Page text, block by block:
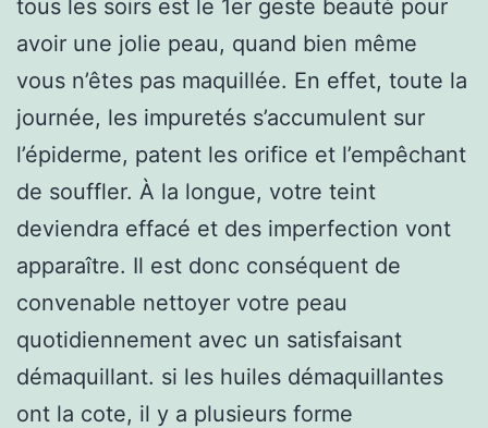
tous les soirs est le 1er geste beauté pour
avoir une jolie peau, quand bien même
vous n’êtes pas maquillée. En effet, toute la
journée, les impuretés s’accumulent sur
l’épiderme, patent les orifice et l’empêchant
de souffler. À la longue, votre teint
deviendra effacé et des imperfection vont
apparaître. Il est donc conséquent de
convenable nettoyer votre peau
quotidiennement avec un satisfaisant
démaquillant. si les huiles démaquillantes
ont la cote, il y a plusieurs forme